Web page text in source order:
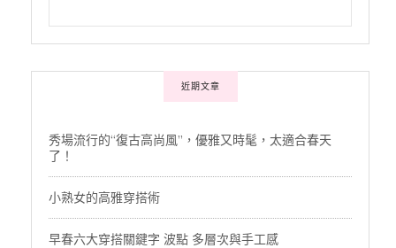
近期文章
秀場流行的“復古高尚風”，優雅又時髦，太適合春天
了！
小熟女的高雅穿搭術
早春六大穿搭關鍵字 波點 多層次與手工感